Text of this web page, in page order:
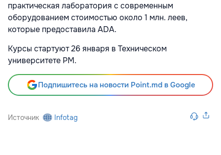
практическая лаборатория с современным
оборудованием стоимостью около 1 млн. леев,
которые предоставила ADA.
Курсы стартуют 26 января в Техническом
университете РМ.
Подпишитесь на новости Point.md в Google
Источник Infotag